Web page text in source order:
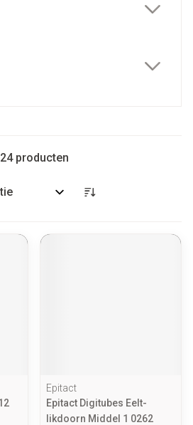
24producten
op:
Epitact
Epitact Digitubes Eelt-
likdoorn Middel 1 0262